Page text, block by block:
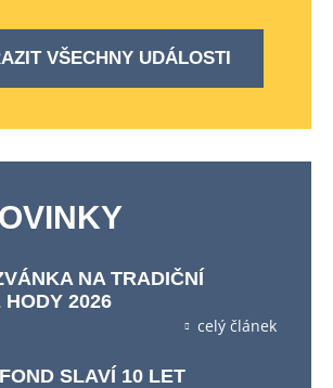
VŠECHNY UDÁLOSTI
NA TRADIČNÍ
HODY 2026
celý článek
SLAVÍ 10 LET